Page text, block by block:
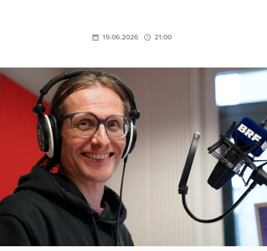
19.06.2026 21:00